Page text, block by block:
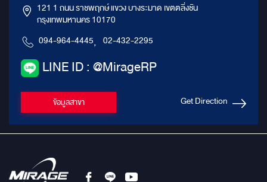
121 1 ถนน ราชพฤกษ์ แขวง บางระมาด เขตตลิ่งชัน
กรุงเทพมหานคร 10170
094-964-4445, 02-432-2295
LINE ID : @MirageRP
ข้อมูลสาขา Get Direction